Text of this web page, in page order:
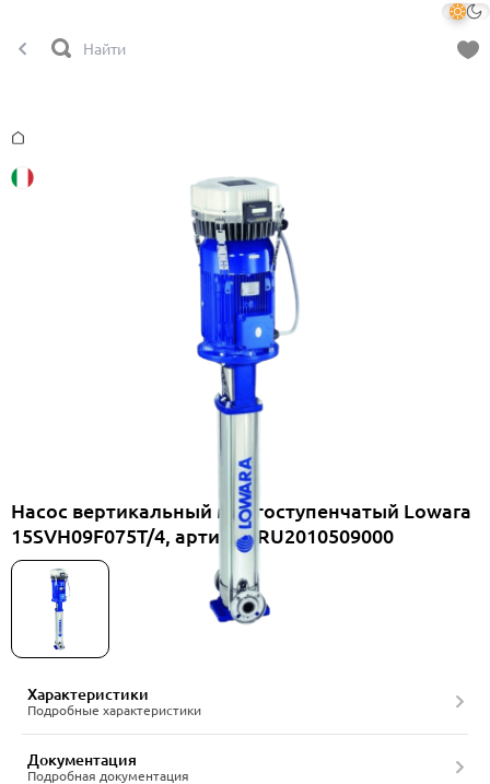
Насос вертикальный многоступенчатый Lowara
15SVH09F075T/4, артикул RU2010509000
Характеристики
Подробные характеристики
Документация
Подробная документация